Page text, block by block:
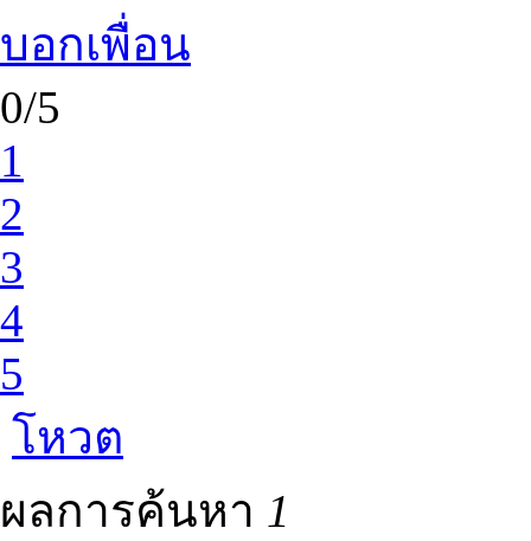
บอกเพื่อน
0/5
1
2
3
4
5
โหวต
ผลการค้นหา 1